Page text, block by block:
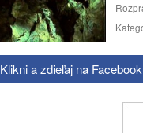
Klikni a zdieľaj na